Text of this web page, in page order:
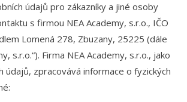
údajů pro zákazníky a jiné osoby
s firmou NEA Academy, s.r.o., IČO
Lomená 278, Zbuzany, 25225 (dále
s.r.o.“). Firma NEA Academy, s.r.o., jako
údajů, zpracovává informace o fyzických